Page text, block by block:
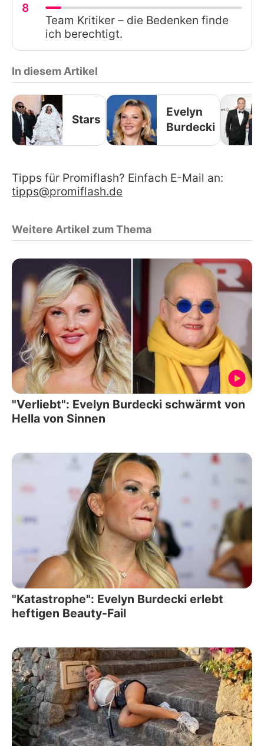
8
Team Kritiker – die Bedenken finde
ich berechtigt.
In diesem Artikel
Stars
Evelyn
Burdecki
Tipps für Promiflash? Einfach E-Mail an:
tipps@promiflash.de
Weitere Artikel zum Thema
"Verliebt": Evelyn Burdecki schwärmt von
Hella von Sinnen
"Katastrophe": Evelyn Burdecki erlebt
heftigen Beauty-Fail